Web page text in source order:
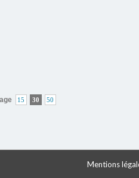
15 30 50
Mentions